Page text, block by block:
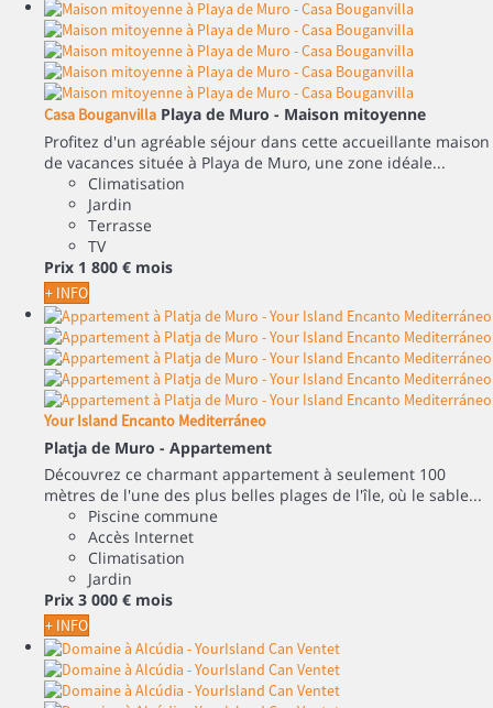
Casa Bouganvilla Playa de Muro - Maison mitoyenne
Profitez d'un agréable séjour dans cette accueillante maison
de vacances située à Playa de Muro, une zone idéale...
Climatisation
Jardin
Terrasse
TV
Prix 1 800 € mois
+ INFO
Your Island Encanto Mediterráneo
Platja de Muro - Appartement
Découvrez ce charmant appartement à seulement 100
mètres de l'une des plus belles plages de l'île, où le sable...
Piscine commune
Accès Internet
Climatisation
Jardin
Prix 3 000 € mois
+ INFO